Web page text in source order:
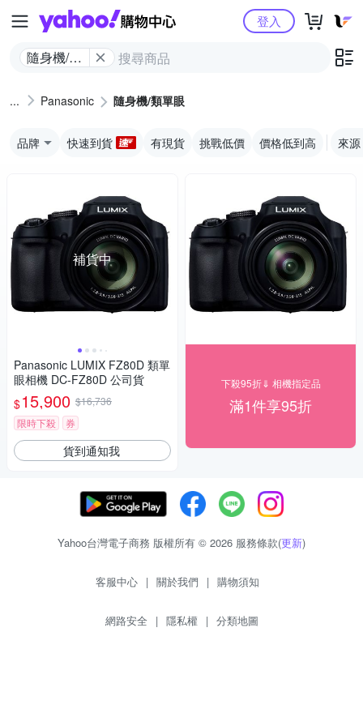
Yahoo購物中心
隨身機/類
登入
Panasonic 隨身機/類單眼
品牌 快速到貨 有現貨 挑戰低價 價格低到高 來源
補貨中
Panasonic LUMIX FZ80D 類單
眼相機 DC-FZ80D 公司貨
$15,900 $16,736
限時下殺
券
貨到通知我
下殺95折⇓ 相機指定品
滿1件享95折
Yahoo台灣電子商務 版權所有 © 2026 服務條款(更新)
客服中心 | 關於我們 | 購物須知
網路安全 | 隱私權 | 分類地圖